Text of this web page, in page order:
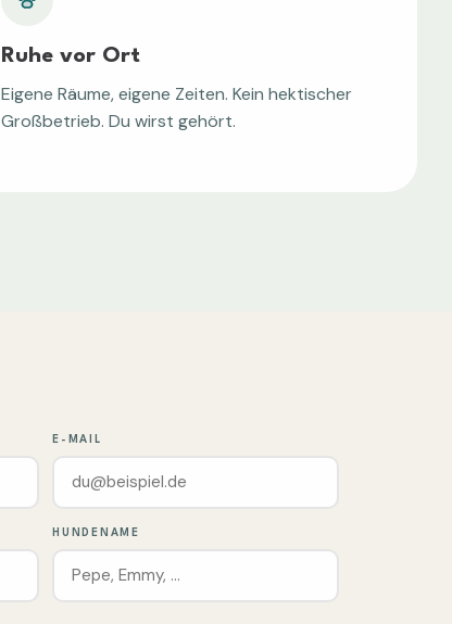
Ruhe vor Ort
Eigene Räume, eigene Zeiten. Kein hektischer
Großbetrieb. Du wirst gehört.
E-MAIL
HUNDENAME